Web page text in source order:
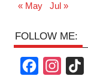
« May
Jul »
FOLLOW ME: